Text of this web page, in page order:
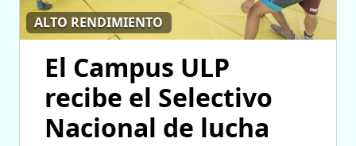
ALTO RENDIMIENTO
El Campus ULP
recibe el Selectivo
Nacional de lucha